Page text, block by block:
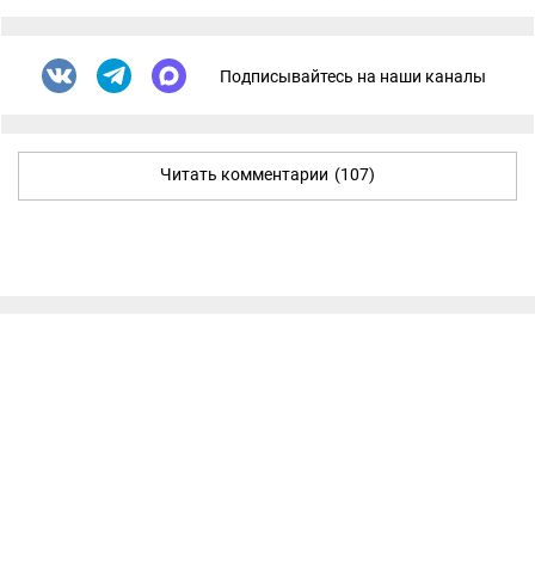
Подписывайтесь на наши каналы
Читать комментарии (107)